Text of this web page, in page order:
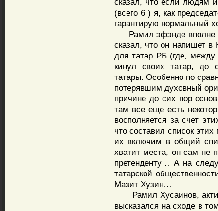
сказал, что если людям
(всего 6 ) я, как
гарантирую нормальный
Рамил эфэнде вполне
сказал, что он напишет в
для татар РБ (где, между
кинул своих татар, до
татары. Особенно по
потерявшим духовный
причине до сих пор
там все еще есть
восполняется за счет
что составил список
их включим в общий
хватит места, он сам не
претенденту… А на
татарской
Мазит Хузин…
Рамил Хусаинов,
высказался на сходе в